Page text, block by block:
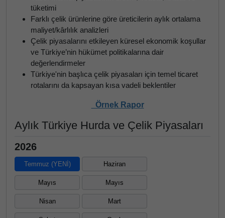
tüketimi
Farklı çelik ürünlerine göre üreticilerin aylık ortalama
maliyet/kârlılık analizleri
Çelik piyasalarını etkileyen küresel ekonomik koşullar
ve Türkiye’nin hükümet politikalarına dair
değerlendirmeler
Türkiye'nin başlıca çelik piyasaları için temel ticaret
rotalarını da kapsayan kısa vadeli beklentiler
Örnek Rapor
Aylık Türkiye Hurda ve Çelik Piyasaları
2026
Temmuz (YENİ) Haziran
Mayıs Mayıs
Nisan Mart